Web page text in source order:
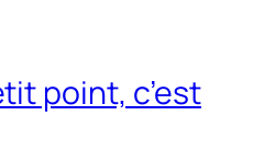
point, c’est